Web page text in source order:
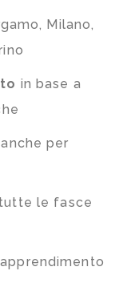
Milano,
in base a
per
le fasce